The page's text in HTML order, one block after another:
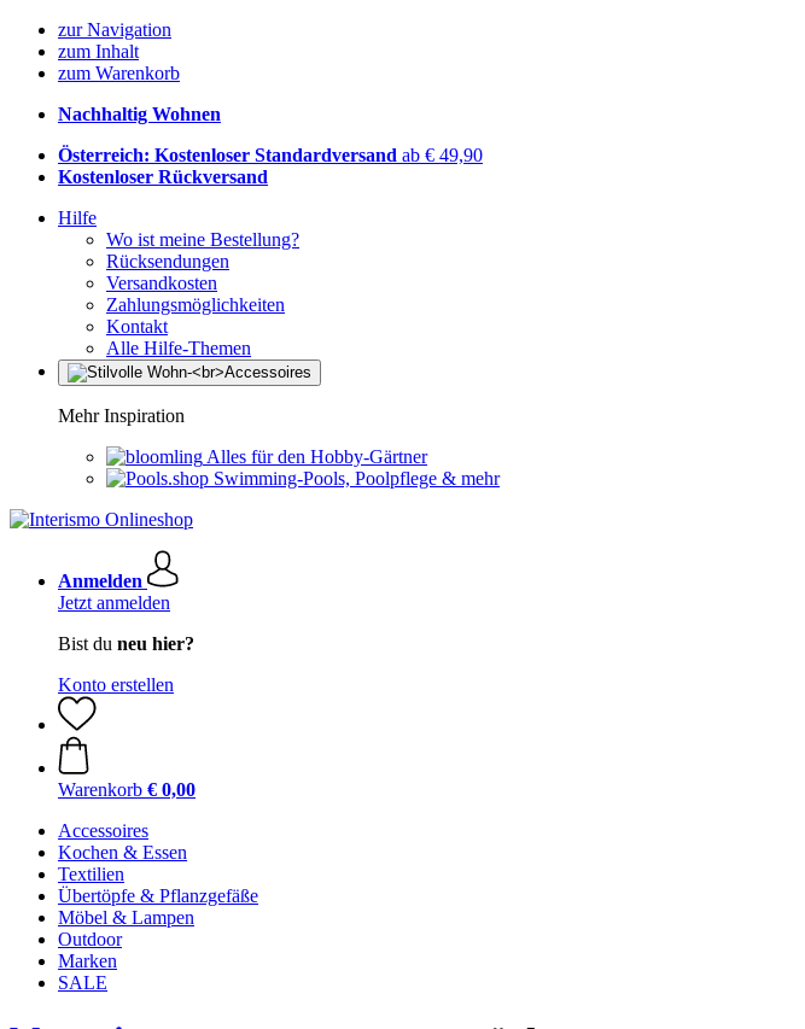
zur Navigation
zum Inhalt
zum Warenkorb
Nachhaltig Wohnen
Österreich: Kostenloser Standardversand ab € 49,90
Kostenloser Rückversand
Hilfe
Wo ist meine Bestellung?
Rücksendungen
Versandkosten
Zahlungsmöglichkeiten
Kontakt
Alle Hilfe-Themen
Mehr Inspiration
Alles für den Hobby-Gärtner
Swimming-Pools, Poolpflege & mehr
Anmelden
Jetzt anmelden
Bist du neu hier?
Konto erstellen
Warenkorb € 0,00
Accessoires
Kochen & Essen
Textilien
Übertöpfe & Pflanzgefäße
Möbel & Lampen
Outdoor
Marken
SALE